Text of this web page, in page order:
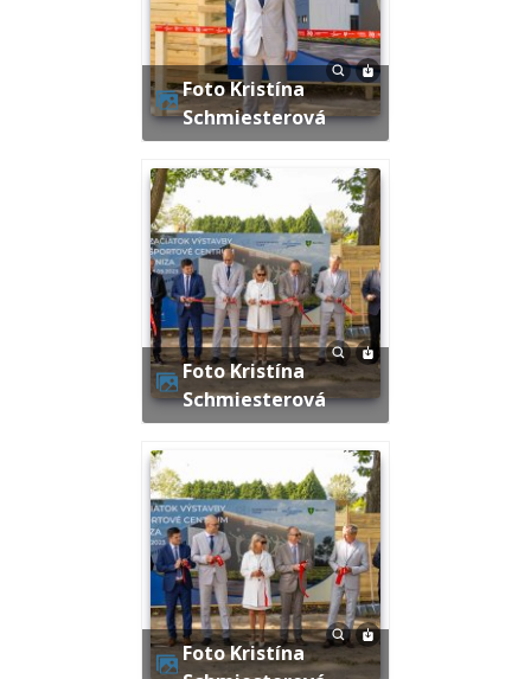
Foto Kristína
Schmiesterová
Foto Kristína
Schmiesterová
Foto Kristína